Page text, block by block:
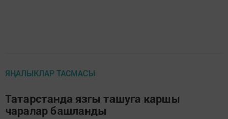
ЯҢАЛЫКЛАР ТАСМАСЫ
Татарстанда язгы ташуга каршы
чаралар башланды